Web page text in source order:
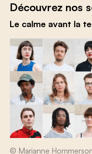
Découvrez nos
Le calme avant la
© Marianne